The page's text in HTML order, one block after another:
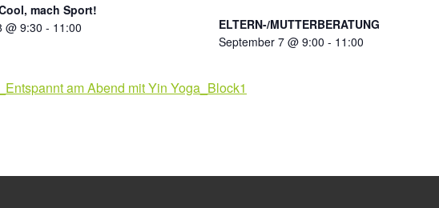
mach Sport!
@ 9:30 - 11:00
ELTERN-/MUTTERBERATUNG
September 7 @ 9:00 - 11:00
am Abend mit Yin Yoga_Block1